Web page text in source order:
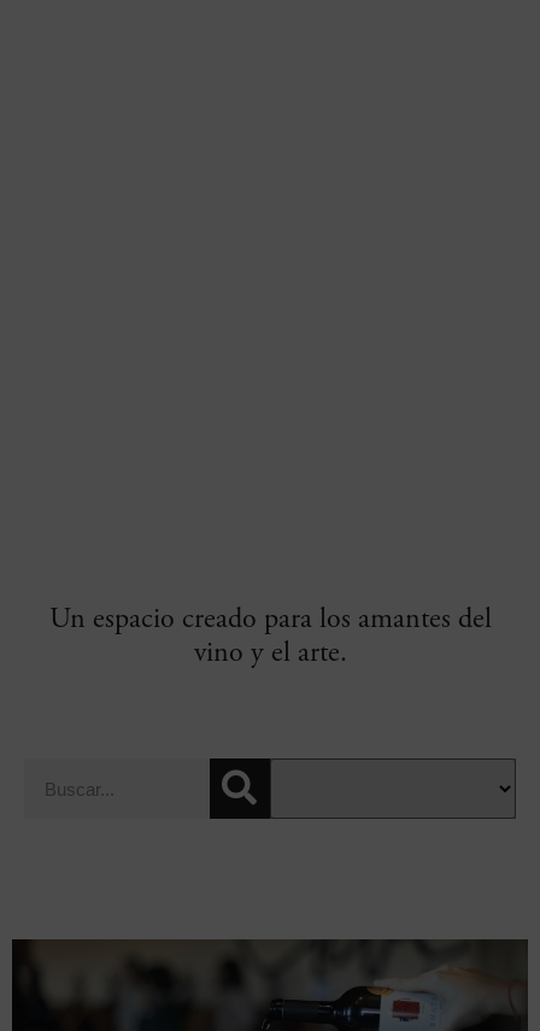
Un espacio creado para los amantes del
vino y el arte.